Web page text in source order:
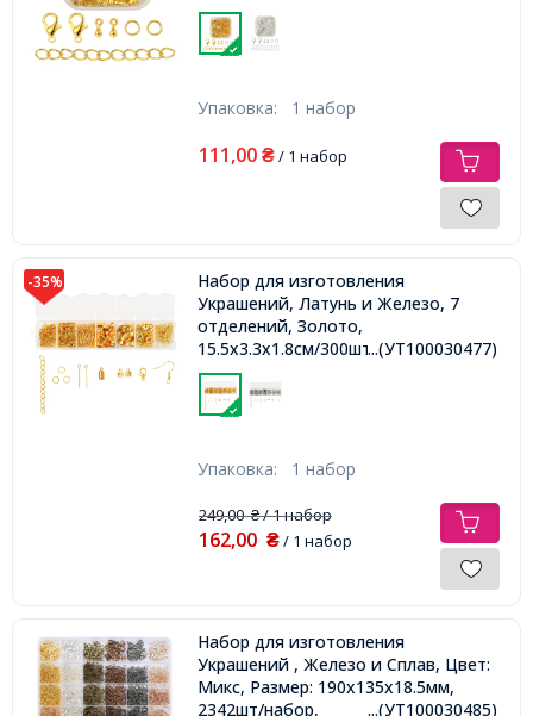
Упаковка: 1 набор
111,00 ₴/ 1 набор
-35%
Набор для изготовления
Украшений, Латунь и Железо, 7
отделений, Золото,
15.5x3.3x1.8см/300шт,...(УТ100030477)
Упаковка: 1 набор
249,00₴/ 1 набор
162,00 ₴/ 1 набор
Набор для изготовления
Украшений , Железо и Сплав, Цвет:
Микс, Размер: 190х135х18.5мм,
2342шт/набор,
...(УТ100030485)